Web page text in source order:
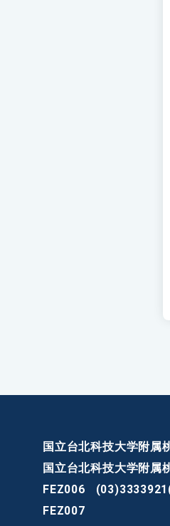
国立台北科技大学附属
国立台北科技大学附属
FEZ006
FEZ007